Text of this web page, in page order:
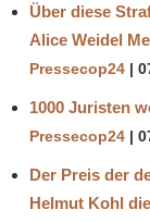
DIE
ROTE
FAHNE
WODARG
EINDÄMMUNGS-
MASSNAHME
KRITIK
Über diese
Alice Weidel
Pressecop24
1000 Juristen
Pressecop24
Der Preis der
Helmut Kohl